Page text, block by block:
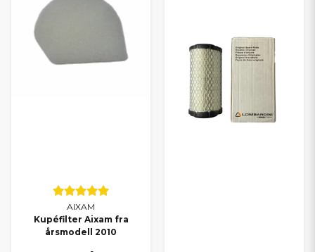
AIXAM
Kupéfilter Aixam fra
årsmodell 2010